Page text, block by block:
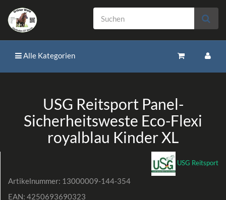
Alle Kategorien
USG Reitsport Panel-
Sicherheitsweste Eco-Flexi
royalblau Kinder XL
USG Reitsport
Artikelnummer: 13000009-144-354
EAN: 4250693690323